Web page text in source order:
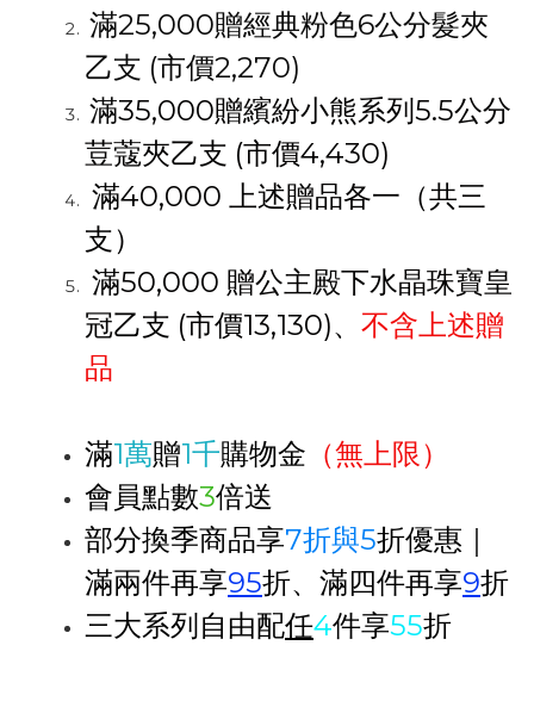
滿25,000贈經典粉色6公分髮夾
乙支 (市價2,270)
滿35,000贈繽紛小熊系列 5.5公分
荳蔻夾乙支 (市價4,430)
滿40,000 上述贈品各一（共三
支）
滿50,000 贈公主殿下水晶珠寶皇
冠乙支 (市價13,130)、 不含上述贈
品
滿1萬贈1千購物金 （無上限）
會員點數3倍送
部分換季商品享7折與5折優惠｜
滿兩件再享95折、滿四件再享9折
三大系列自由配任4件享55折